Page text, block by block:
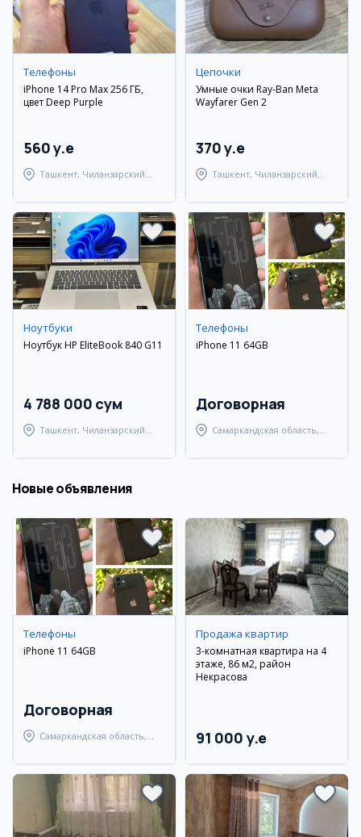
Телефоны
iPhone 14 Pro Max 256 ГБ,
цвет Deep Purple
560 y.e
Ташкент, Чиланзарский
Цепочки
Умные очки Ray-Ban Meta
Wayfarer Gen 2
370 y.e
Ташкент, Чиланзарский
Ноутбуки
Ноутбук HP EliteBook 840 G11
4 788 000 сум
Ташкент, Чиланзарский
Телефоны
iPhone 11 64GB
Договорная
Самаркандская область,
Новые объявления
Телефоны
iPhone 11 64GB
Договорная
Самаркандская область,
Продажа квартир
3-комнатная квартира на 4
этаже, 86 м2, район
Некрасова
91 000 y.e